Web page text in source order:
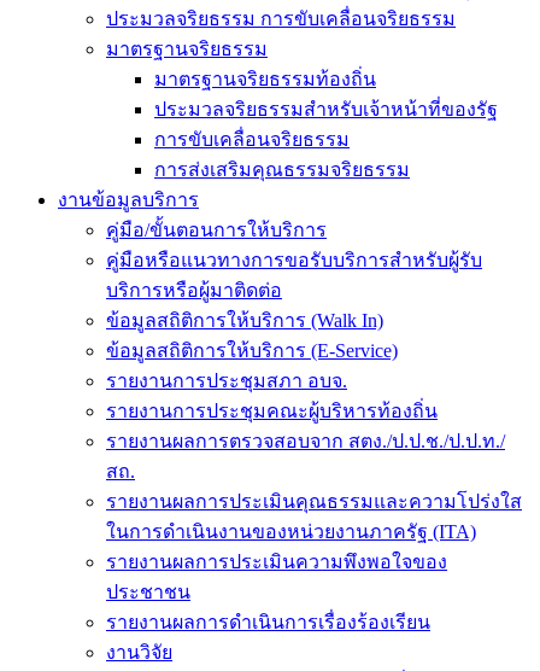
ประมวลจริยธรรม การขับเคลื่อนจริยธรรม
มาตรฐานจริยธรรม
มาตรฐานจริยธรรมท้องถิ่น
ประมวลจริยธรรมสำหรับเจ้าหน้าที่ของรัฐ
การขับเคลื่อนจริยธรรม
การส่งเสริมคุณธรรมจริยธรรม
งานข้อมูลบริการ
คู่มือ/ขั้นตอนการให้บริการ
คู่มือหรือแนวทางการขอรับบริการสำหรับผู้รับ
บริการหรือผู้มาติดต่อ
ข้อมูลสถิติการให้บริการ (Walk In)
ข้อมูลสถิติการให้บริการ (E-Service)
รายงานการประชุมสภา อบจ.
รายงานการประชุมคณะผู้บริหารท้องถิ่น
รายงานผลการตรวจสอบจาก สตง./ป.ป.ช./ป.ป.ท./
สถ.
รายงานผลการประเมินคุณธรรมและความโปร่งใส
ในการดำเนินงานของหน่วยงานภาครัฐ (ITA)
รายงานผลการประเมินความพึงพอใจของ
ประชาชน
รายงานผลการดำเนินการเรื่องร้องเรียน
งานวิจัย